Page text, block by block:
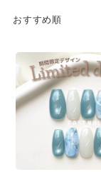
おすすめ順